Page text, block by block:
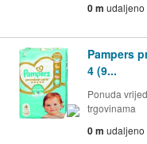
0 m udaljeno
Pampers
4 (9...
Ponuda
trgovinama
0 m udaljeno